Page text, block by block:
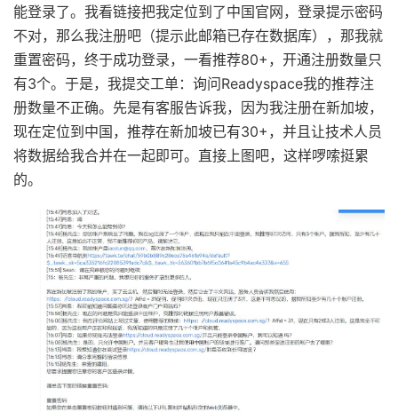
能登录了。我看链接把我定位到了中国官网，登录提示密码
不对，那么我注册吧（提示此邮箱已存在数据库），那我就
重置密码，终于成功登录，一看推荐80+，开通注册数量只
有3个。于是，我提交工单：询问Readyspace我的推荐注
册数量不正确。先是有客服告诉我，因为我注册在新加坡，
现在定位到中国，推荐在新加坡已有30+，并且让技术人员
将数据给我合并在一起即可。直接上图吧，这样啰嗦挺累
的。